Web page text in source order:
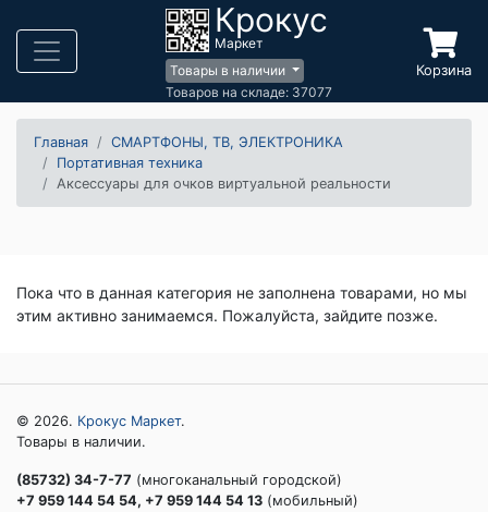
Крокус
Маркет
Товары в наличии
Товаров на складе: 37077
Корзина
Главная
СМАРТФОНЫ, ТВ, ЭЛЕКТРОНИКА
Портативная техника
Аксессуары для очков виртуальной реальности
Пока что в данная категория не заполнена товарами, но мы
этим активно занимаемся. Пожалуйста, зайдите позже.
© 2026. Крокус Маркет.
Товары в наличии.
(85732) 34-7-77 (многоканальный городской)
+7 959 144 54 54, +7 959 144 54 13 (мобильный)